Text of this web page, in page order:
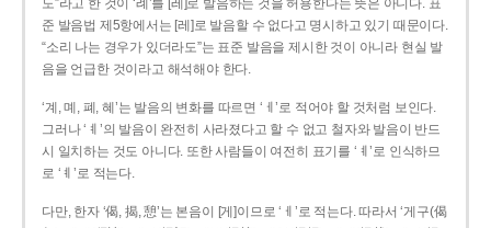
도”라고 한 것이 ‘례’를 [레]로 발음하는 것을 허용한다는 뜻은 아니다. 표
준 발음법 제5항에서는 [레]로 발음할 수 없다고 명시하고 있기 때문이다.
“소리 나는 경우가 있더라도”는 표준 발음을 제시한 것이 아니라 현실 발
음을 언급한 것이라고 해석해야 한다.
‘계, 몌, 폐, 혜’는 발음의 변화를 따르면 ‘ㅔ’로 적어야 할 것처럼 보인다.
그러나 ‘ㅖ’의 발음이 완전히 사라졌다고 할 수 없고 철자와 발음이 반드
시 일치하는 것도 아니다. 또한 사람들이 여전히 표기를 ‘ㅖ’로 인식하므
로 ‘ㅖ’로 적는다.
다만, 한자 ‘偈, 揭, 憩’는 본음이 [게]이므로 ‘ㅔ’로 적는다. 따라서 ‘게구(偈